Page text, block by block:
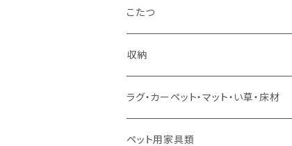
コーナーソファ
ソファセット
スツール・オットマン
ソファ付属品
ワイドダブルサイズ以上（フレームのみ）
シングルサイズ以下（マットレス付）
セミダブルサイズ（マットレス付）
ダブルサイズ（マットレス付）
ダイニング5点・6点セット
ダイニング7点セット以上
ダイニングテーブル
カウンターテーブル
リフティングテーブル
サイドテーブル・コーヒーテーブル
ダイニングチェア
カウンターチェア
キッズチェア
オフィスチェア・ゲーミングチェア
こたつ
こたつテーブル
こたつ布団
コタツ・布団セット
収納
本棚・シェルフ
食器棚・収納庫
ラグ・カーペット・マット・い草・床材
マット・フロアタイル
ペット用家具類